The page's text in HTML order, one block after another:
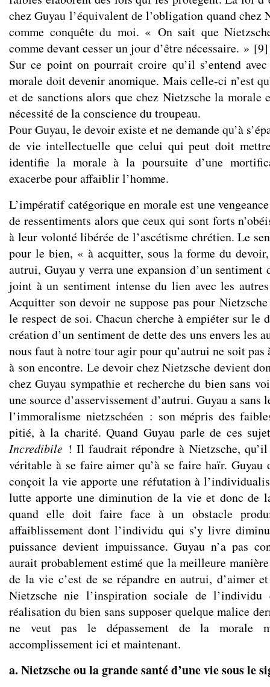
chez Guyau l’équivalent de l’obligation quand chez
comme conquête du moi. « On sait que
comme devant cesser un jour d’être nécessaire. » [9]
Sur ce point on pourrait croire qu’il s’entend
morale doit devenir anomique. Mais celle-ci n’est
et de sanctions alors que chez Nietzsche la morale
nécessité de la conscience du troupeau.
Pour Guyau, le devoir existe et ne demande qu’à
de vie intellectuelle que celui qui peut doit
identifie la morale à la poursuite d’une
exacerbe pour affaiblir l’homme.
L’impératif catégorique en morale est une
de ressentiments alors que ceux qui sont forts
à leur volonté libérée de l’ascétisme chrétien. Le
pour le bien, « à acquitter, sous la forme du
autrui, Guyau y verra une expansion d’un sentiment
joint à un sentiment intense du lien avec les
Acquitter son devoir ne suppose pas pour
le respect de soi. Chacun cherche à empiéter sur le
création d’un sentiment de dette des uns envers les
nous faut à notre tour agir pour qu’autrui ne soit
à son encontre. Le devoir chez Nietzsche devient
chez Guyau sympathie et recherche du bien sans
une source d’asservissement d’autrui. Guyau a sans
l’immoralisme nietzschéen : son mépris des
pitié, à la charité. Quand Guyau parle de ces
Incredibile ! Il faudrait répondre à Nietzsche,
véritable à se faire aimer qu’à se faire haïr.
conçoit la vie apporte une réfutation à
lutte apporte une diminution de la vie et donc de
quand elle doit faire face à un obstacle
affaiblissement dont l’individu qui s’y livre
puissance devient impuissance. Guyau n’a pas
aurait probablement estimé que la meilleure
de la vie c’est de se répandre en autrui, d’aimer
Nietzsche nie l’inspiration sociale de
réalisation du bien sans supposer quelque malice
ne veut pas le dépassement de la morale
accomplissement ici et maintenant.
a. Nietzsche ou la grande santé d’une vie sous le